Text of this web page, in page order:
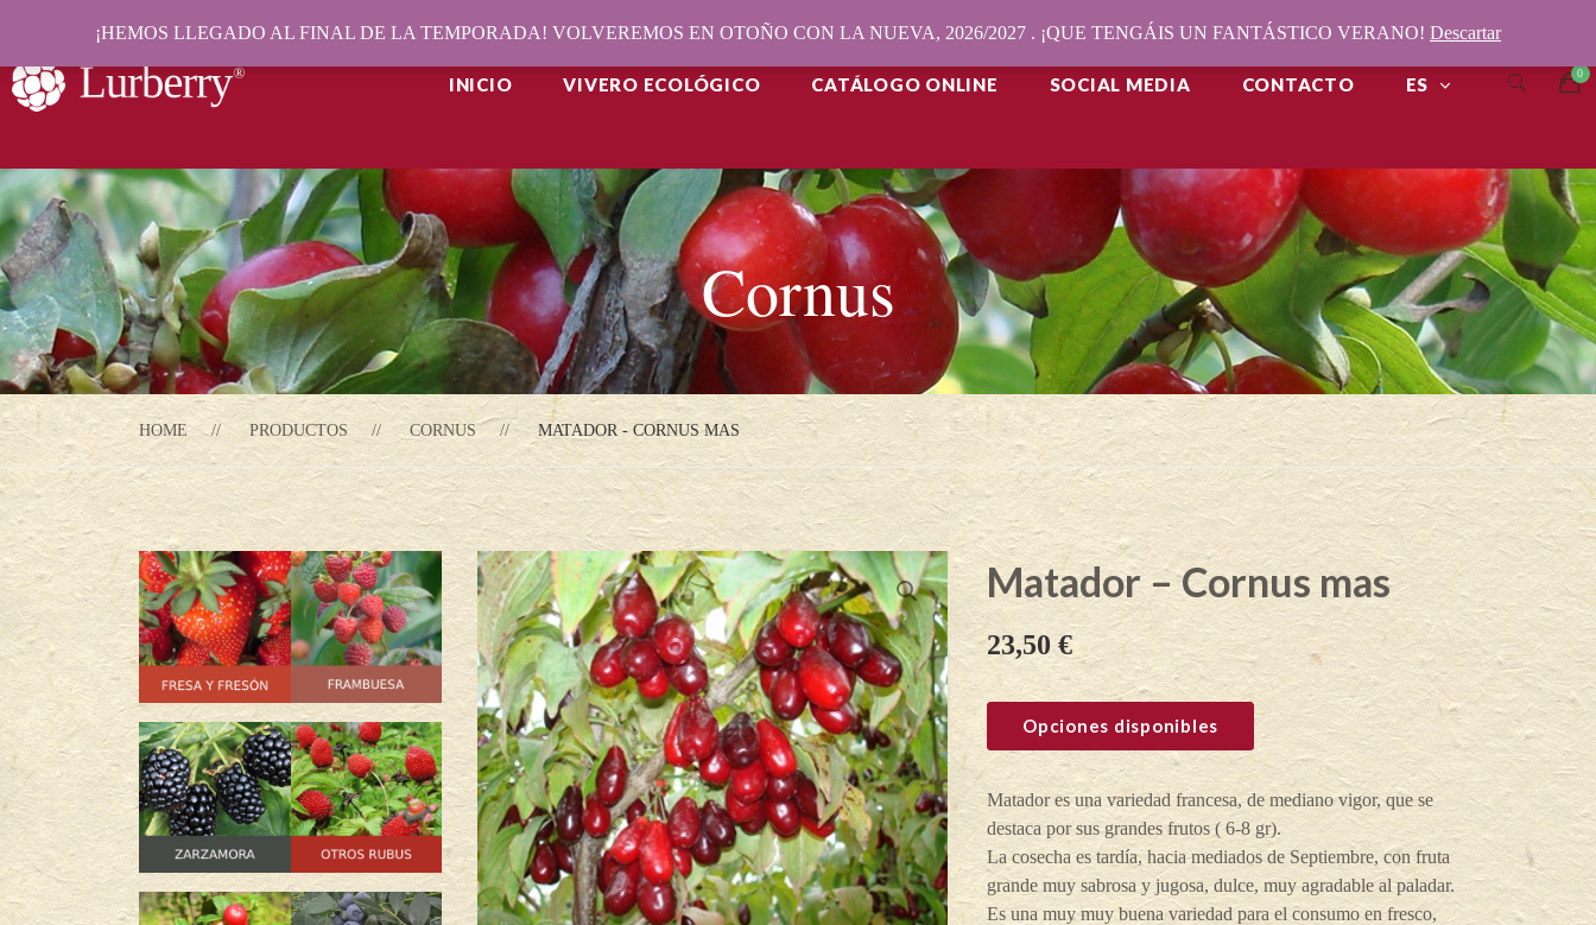
INICIO VIVERO ECOLÓGICO CATÁLOGO ONLINE SOCIAL MEDIA CONTACTO ES
Cornus
HOME PRODUCTOS CORNUS MATADOR - CORNUS MAS
Matador – Cornus mas
23,50 €
Opciones disponibles
Matador es una variedad francesa, de mediano vigor, que se
destaca por sus grandes frutos ( 6-8 gr).
La cosecha es tardía, hacia mediados de Septiembre, con fruta
grande muy sabrosa y jugosa, dulce, muy agradable al paladar.
Es una muy muy buena variedad para el consumo en fresco,
¡HEMOS LLEGADO AL FINAL DE LA TEMPORADA! VOLVEREMOS EN OTOÑO CON LA NUEVA, 2026/2027 . ¡QUE TENGÁIS UN FANTÁSTICO VERANO! Descartar